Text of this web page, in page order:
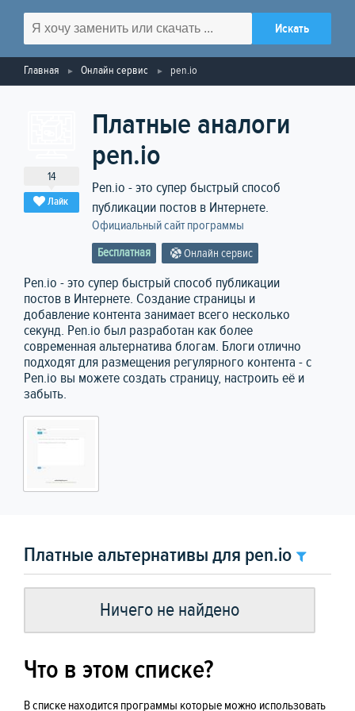
Главная Онлайн сервис pen.io
14
Лайк
Платные аналоги
pen.io
Pen.io - это супер быстрый способ
публикации постов в Интернете.
Официальный сайт программы
Бесплатная Онлайн сервис
Pen.io - это супер быстрый способ публикации
постов в Интернете. Создание страницы и
добавление контента занимает всего несколько
секунд. Pen.io был разработан как более
современная альтернатива блогам. Блоги отлично
подходят для размещения регулярного контента - с
Pen.io вы можете создать страницу, настроить её и
забыть.
Платные альтернативы для pen.io
Ничего не найдено
Что в этом списке?
В списке находится программы которые можно использовать